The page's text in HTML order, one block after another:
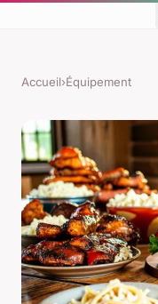
Accueil›Équipement